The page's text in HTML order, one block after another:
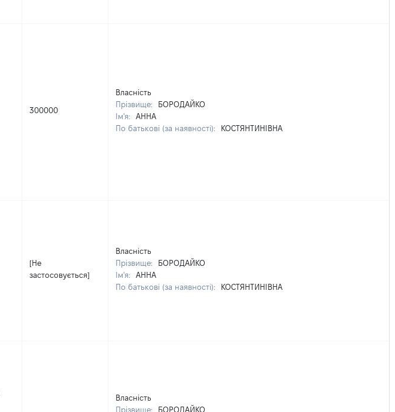
300000
Власність
Прізвище:
БОРОДАЙКО
Ім'я:
АННА
По батькові (за наявності):
КОСТЯНТИНІВНА
[Не
застосовується]
Власність
Прізвище:
БОРОДАЙКО
Ім'я:
АННА
По батькові (за наявності):
КОСТЯНТИНІВНА
Власність
Прізвище:
БОРОДАЙКО